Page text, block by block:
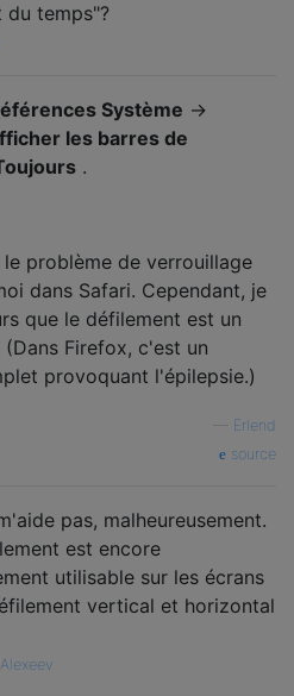
du temps"?
Système →
les barres de
.
le problème de verrouillage
dans Safari. Cependant, je
que le défilement est un
(Dans Firefox, c'est un
provoquant l'épilepsie.)
Erlend
source
pas, malheureusement.
est encore
utilisable sur les écrans
vertical et horizontal